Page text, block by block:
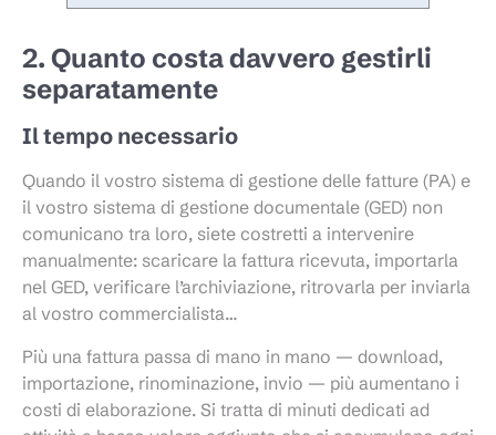
2. Quanto costa davvero gestirli
separatamente
Il tempo necessario
Quando il vostro sistema di gestione delle fatture (PA) e
il vostro sistema di gestione documentale (GED) non
comunicano tra loro, siete costretti a intervenire
manualmente: scaricare la fattura ricevuta, importarla
nel GED, verificare l’archiviazione, ritrovarla per inviarla
al vostro commercialista…
Più una fattura passa di mano in mano — download,
importazione, rinominazione, invio — più aumentano i
costi di elaborazione. Si tratta di minuti dedicati ad